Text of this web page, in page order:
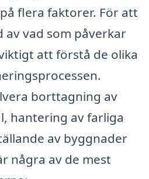
flera faktorer. För att
av vad som påverkar
att förstå de olika
borttagning av
hantering av farliga
av byggnader
några av de mest